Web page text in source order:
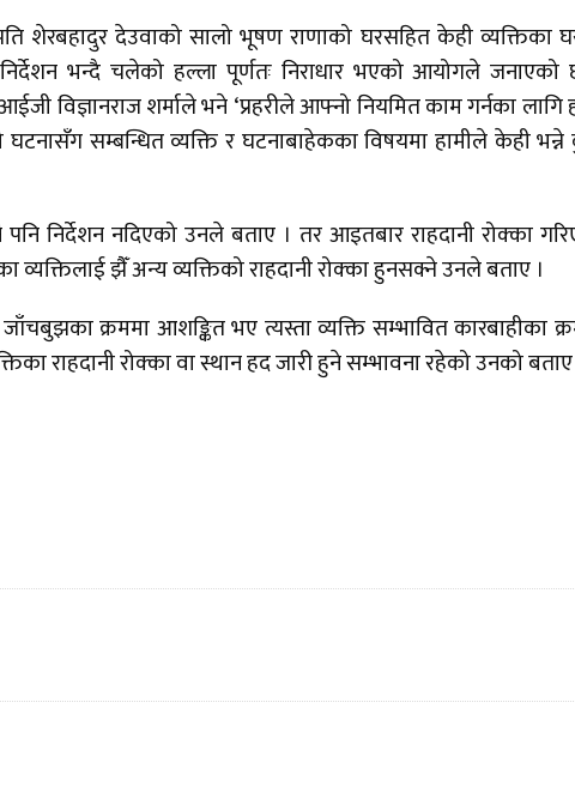
शेरबहादुर देउवाको सालो भूषण राणाको घरसहित केही व्यक्तिका
भन्दै चलेको हल्ला पूर्णतः निराधार भएको आयोगले जनाएको
विज्ञानराज शर्माले भने ‘प्रहरीले आफ्नो नियमित काम गर्नका लागि
घटनासँग सम्बन्धित व्यक्ति र घटनाबाहेकका विषयमा हामीले केही भन्ने
निर्देशन नदिएको उनले बताए । तर आइतबार राहदानी रोक्का
व्यक्तिलाई झैँ अन्य व्यक्तिको राहदानी रोक्का हुनसक्ने उनले बताए ।
क्रममा आशङ्कित भए त्यस्ता व्यक्ति सम्भावित कारबाहीका
राहदानी रोक्का वा स्थान हद जारी हुने सम्भावना रहेको उनको बताए